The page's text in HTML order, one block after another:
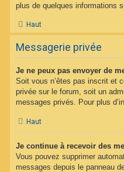
plus de quelques informations
Haut
Messagerie privée
Je ne peux pas envoyer de
Soit vous n’êtes pas inscrit et
privée sur le forum, soit un
messages privés. Pour plus
Haut
Je continue à recevoir des
Vous pouvez supprimer
messages depuis le panneau